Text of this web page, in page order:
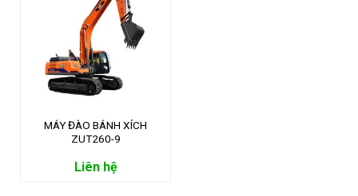
MÁY ĐÀO BÁNH XÍCH
ZUT260-9
Liên hệ